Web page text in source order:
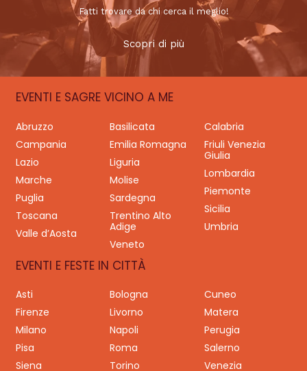
Fatti trovare da chi cerca il meglio!
Scopri di più
EVENTI E SAGRE VICINO A ME
Abruzzo Basilicata
Calabria
Campania
Emilia Romagna
Friuli Venezia
Giulia
Lazio
Liguria
Lombardia
Marche
Molise
Piemonte
Puglia
Sardegna
Sicilia
Toscana
Trentino Alto
Adige
Umbria
Valle d’Aosta
Veneto
EVENTI E FESTE IN CITTÀ
Asti Bologna
Cuneo
Firenze
Livorno
Matera
Milano
Napoli
Perugia
Pisa
Roma
Salerno
Siena
Torino Venezia